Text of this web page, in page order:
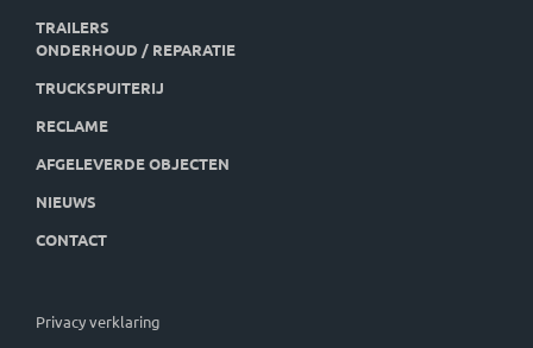
TRAILERS
ONDERHOUD / REPARATIE
TRUCKSPUITERIJ
RECLAME
AFGELEVERDE OBJECTEN
NIEUWS
CONTACT
Privacy verklaring